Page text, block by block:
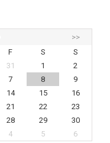
>>
F S
S
31 1
2
7 8
9
14 15
16
21 22
23
28 29
30
4 5
6